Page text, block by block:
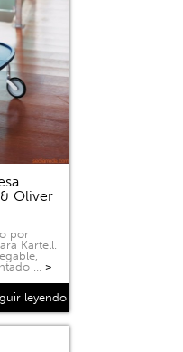
Oliver
por
Kartell.
… >
leyendo